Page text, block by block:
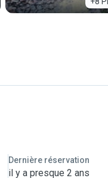
Dernière réservation
il y a presque 2 ans